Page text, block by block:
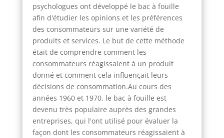
psychologues ont développé le bac à fouille
afin d'étudier les opinions et les préférences
des consommateurs sur une variété de
produits et services. Le but de cette méthode
était de comprendre comment les
consommateurs réagissaient à un produit
donné et comment cela influençait leurs
décisions de consommation.Au cours des
années 1960 et 1970, le bac à fouille est
devenu très populaire auprès des grandes
entreprises, qui l'ont utilisé pour évaluer la
façon dont les consommateurs réagissaient à